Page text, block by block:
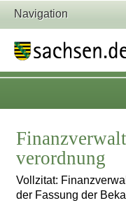
Navigation
verordnung
Vollzitat:
der Fassung der